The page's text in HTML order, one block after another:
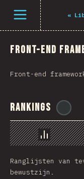
Open menu «
Front-end
Front-end
Rankings
Chart
Ranglijsten van
bewustzijn.
Navigated to The